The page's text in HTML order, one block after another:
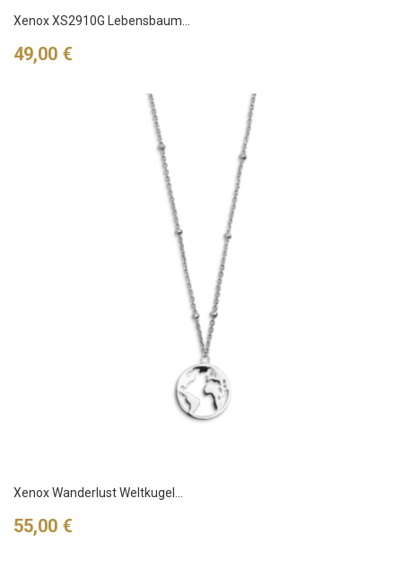
Xenox XS2910G Lebensbaum...
Preis
49,00 €
Xenox Wanderlust Weltkugel...
Preis
55,00 €